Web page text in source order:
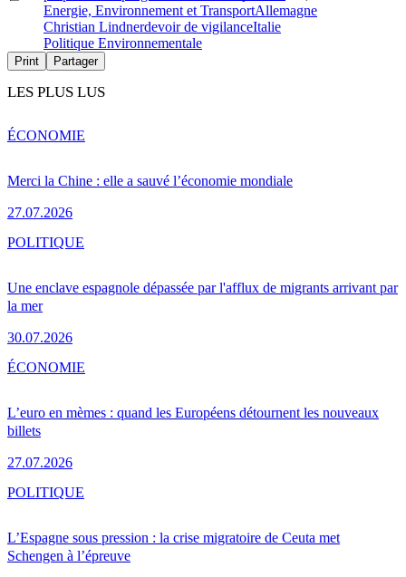
Energie, Environnement et TransportAllemagne
Christian Lindnerdevoir de vigilanceItalie
Politique Environnementale
Print Partager
LES PLUS LUS
Merci la Chine : elle a sauvé l’économie mondiale
27.07.2026
ÉCONOMIE
Une enclave espagnole dépassée par l'afflux de migrants arrivant par
la mer
30.07.2026
POLITIQUE
L’euro en mèmes : quand les Européens détournent les nouveaux
billets
27.07.2026
ÉCONOMIE
L’Espagne sous pression : la crise migratoire de Ceuta met
Schengen à l’épreuve
POLITIQUE